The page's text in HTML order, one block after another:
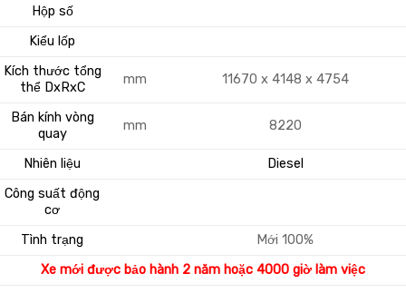
Hộp số
Kiểu lốp
Kích thước tổng
thể DxRxC
mm 11670 x 4148 x 4754
Bán kính vòng
quay
mm 8220
Nhiên liệu
Diesel
Công suất động
cơ
Tình trạng
Mới 100%
Xe mới được bảo hành 2 năm hoặc 4000 giờ làm việc